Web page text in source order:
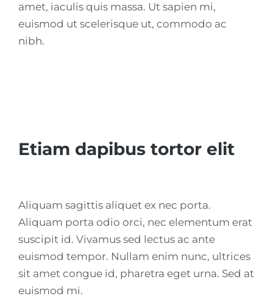
amet, iaculis quis massa. Ut sapien mi,
euismod ut scelerisque ut, commodo ac
nibh.
Etiam dapibus tortor elit
Aliquam sagittis aliquet ex nec porta.
Aliquam porta odio orci, nec elementum erat
suscipit id. Vivamus sed lectus ac ante
euismod tempor. Nullam enim nunc, ultrices
sit amet congue id, pharetra eget urna. Sed at
euismod mi.